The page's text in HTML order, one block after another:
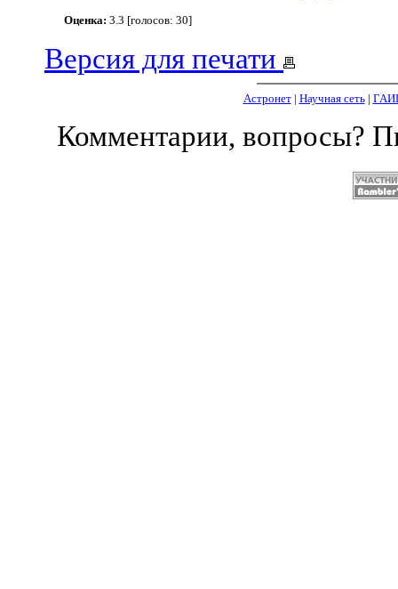
Оценка: 3.3 [голосов: 30]
Версия для печати
Астронет| Научная сеть|
Комментарии, вопросы?